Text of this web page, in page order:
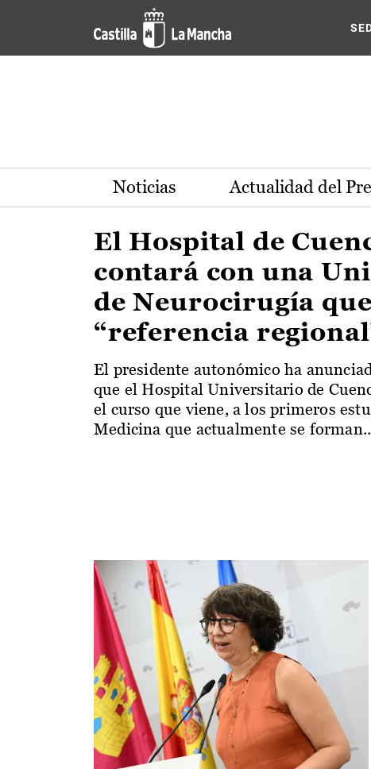
Pasar al contenido principal
Actualidad de la región de
Noticias Actualidad del
El Hospital de
contará con una
de Neurocirugía
“referencia
El presidente autonómico ha
que el Hospital Universitario de
el curso que viene, a los primeros
Medicina que actualmente se